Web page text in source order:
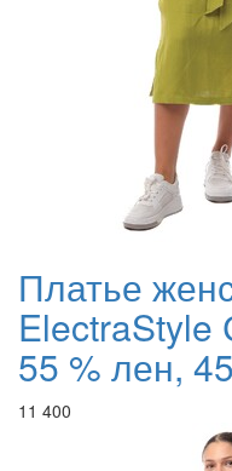
Платье
55 % лен,
11 400